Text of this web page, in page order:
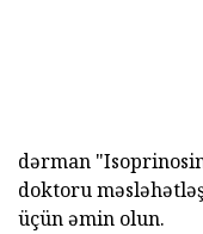
dərman
doktoru
üçün əmin olun.